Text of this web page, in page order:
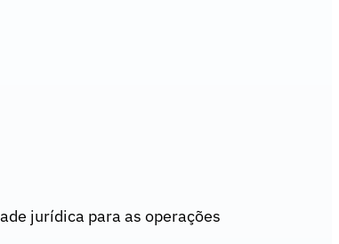
jurídica para as operações